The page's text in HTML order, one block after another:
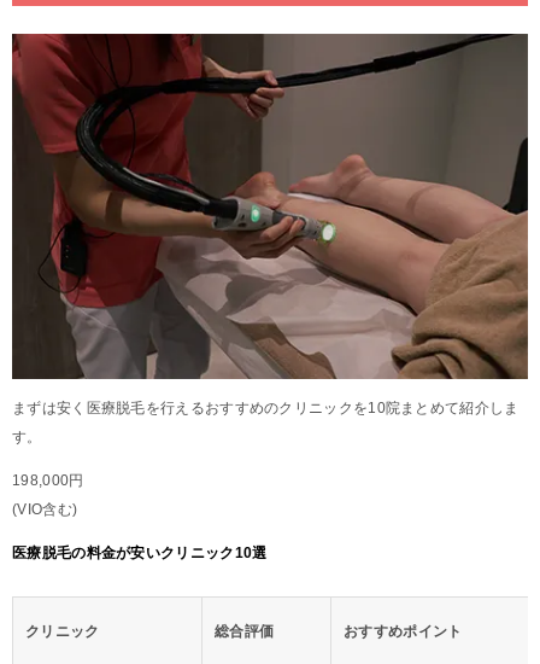
まずは安く医療脱毛を行えるおすすめのクリニックを10院まとめて紹介しま
す。
198,000円
(VIO含む)
医療脱毛の料金が安いクリニック10選
クリニック 総合評価 おすすめポイント